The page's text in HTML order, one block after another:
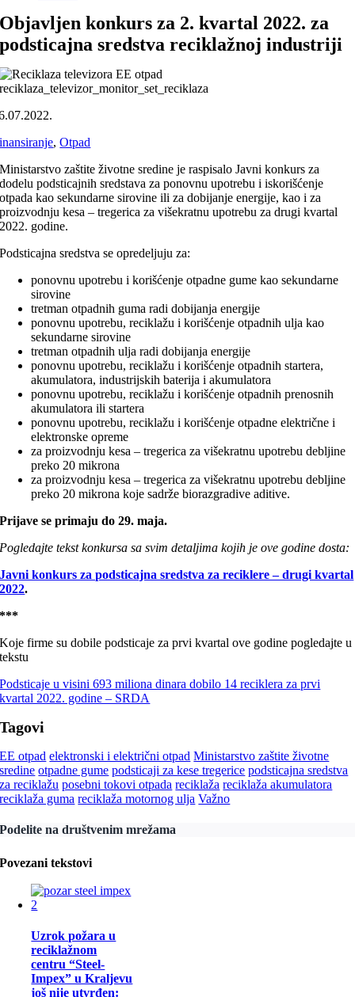
Objavljen konkurs za 2. kvartal 2022. za
podsticajna sredstva reciklažnoj industriji
reciklaza_televizor_monitor_set_reciklaza
,Otpad
Ministarstvo zaštite životne sredine je raspisalo Javni konkurs za
dodelu podsticajnih sredstava za ponovnu upotrebu i iskorišćenje
otpada kao sekundarne sirovine ili za dobijanje energije, kao i za
proizvodnju kesa – tregerica za višekratnu upotrebu za drugi kvartal
2022. godine.
Podsticajna sredstva se opredeljuju za:
ponovnu upotrebu i korišćenje otpadne gume kao sekundarne
sirovine
tretman otpadnih guma radi dobijanja energije
ponovnu upotrebu, reciklažu i korišćenje otpadnih ulja kao
sekundarne sirovine
tretman otpadnih ulja radi dobijanja energije
ponovnu upotrebu, reciklažu i korišćenje otpadnih startera,
akumulatora, industrijskih baterija i akumulatora
ponovnu upotrebu, reciklažu i korišćenje otpadnih prenosnih
akumulatora ili startera
ponovnu upotrebu, reciklažu i korišćenje otpadne električne i
elektronske opreme
za proizvodnju kesa – tregerica za višekratnu upotrebu debljine
preko 20 mikrona
za proizvodnju kesa – tregerica za višekratnu upotrebu debljine
preko 20 mikrona koje sadrže biorazgradive aditive.
Prijave se primaju do 29. maja.
Pogledajte tekst konkursa sa svim detaljima kojih je ove godine dosta:
Javni konkurs za podsticajna sredstva za reciklere – drugi kvartal
2022.
***
Koje firme su dobile podsticaje za prvi kvartal ove godine pogledajte u
tekstu
Podsticaje u visini 693 miliona dinara dobilo 14 reciklera za prvi
kvartal 2022. godine – SRDA
Tagovi
EE otpad elektronski i električni otpad Ministarstvo zaštite životne
sredine otpadne gume podsticaji za kese tregerice podsticajna sredstva
za reciklažu posebni tokovi otpada reciklaža reciklaža akumulatora
reciklaža guma reciklaža motornog ulja Važno
Podelite na društvenim mrežama
Povezani tekstovi
Uzrok požara u
reciklažnom
centru “Steel-
Impex” u Kraljevu
još nije utvrđen: